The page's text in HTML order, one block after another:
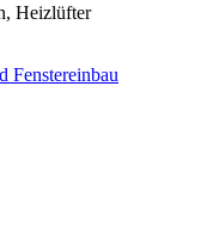
Heizlüfter
Fenstereinbau